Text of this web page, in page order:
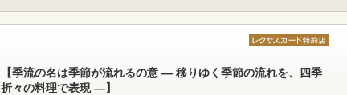
【季流の名は季節が流れるの意 ― 移りゆく季節の流れを、四季
折々の料理で表現 ―】